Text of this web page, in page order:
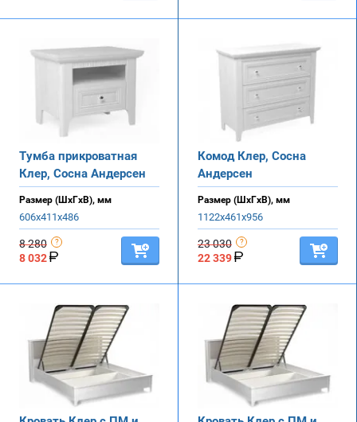
Тумба прикроватная
Клер, Сосна Андерсен
Размер (ШхГхВ), мм
606х411х486
8 280
8 032
Комод Клер, Сосна
Андерсен
Размер (ШхГхВ), мм
1122х461х956
23 030
22 339